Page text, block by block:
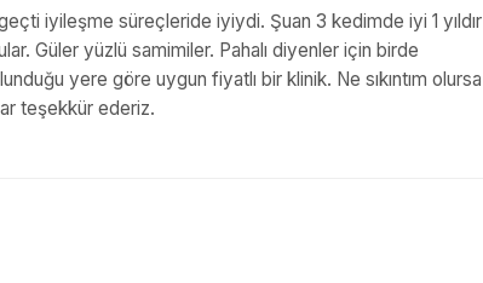
iyileşme süreçleride iyiydi. Şuan 3 kedimde iyi 1 yıldır
Güler yüzlü samimiler. Pahalı diyenler için birde
yere göre uygun fiyatlı bir klinik. Ne sıkıntım olursa
teşekkür ederiz.